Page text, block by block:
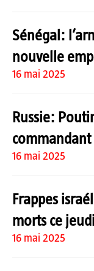
Sénégal:
nouvelle
16 mai 2025
Russie:
commandant
16 mai 2025
Frappes
morts ce jeudi
16 mai 2025